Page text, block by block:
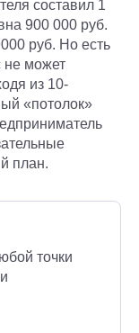
составил 1
900 000 руб.
руб. Но есть
не может
из 10-
«потолок»
план.
точки